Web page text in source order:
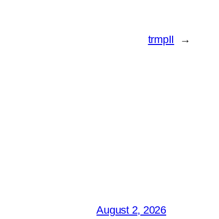
trmpII →
August 2, 2026